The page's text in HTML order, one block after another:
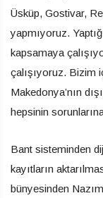
Üsküp, Gostivar,
yapmıyoruz.
kapsamaya
çalışıyoruz. Bizim
Makedonya’nın
hepsinin
Bant sisteminden
kayıtların
bünyesinden